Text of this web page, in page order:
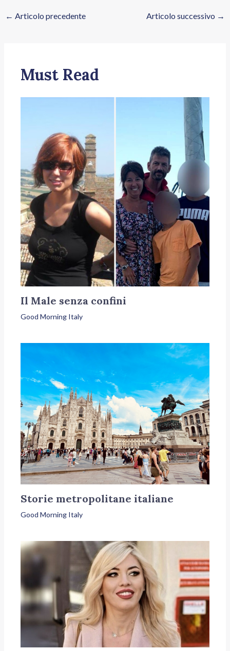
← Articolo precedente Articolo successivo →
Must Read
Il Male senza confini
Good Morning Italy
Storie metropolitane italiane
Good Morning Italy